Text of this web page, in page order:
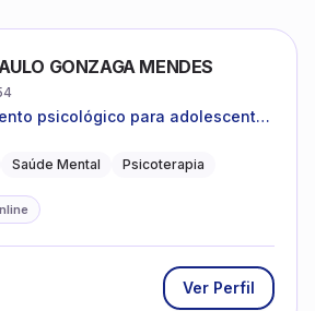
GONZAGA MENDES
psicológico para adolescentes
e autoestima.
Saúde Mental Psicoterapia
Ver Perfil